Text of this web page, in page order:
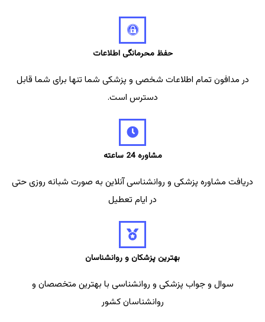
حفظ محرمانگی اطلاعات
در مدافون تمام اطلاعات شخصی و پزشکی شما تنها برای شما قابل
دسترس است.
مشاوره 24 ساعته
دریافت مشاوره پزشکی و روانشناسی آنلاین به صورت شبانه روزی حتی
در ایام تعطیل
بهترین پزشکان و روانشناسان
سوال و جواب پزشکی و روانشناسی با بهترین متخصصان و
روانشناسان کشور